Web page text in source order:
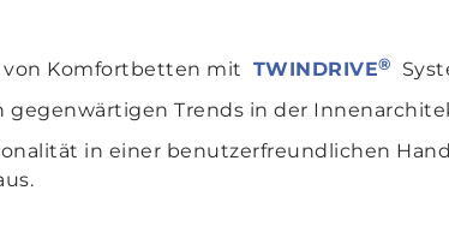
von Komfortbetten mit TWINDRIVE®
gegenwärtigen Trends in der
in einer benutzerfreundlichen